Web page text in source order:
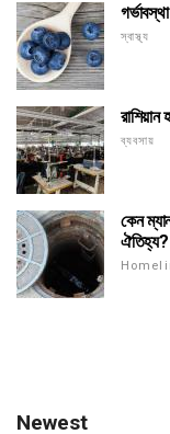
স্বাস্থ্য
রাশিয়ান
ব্যবসায়
কেন
ঐতিহ্য?
Newest